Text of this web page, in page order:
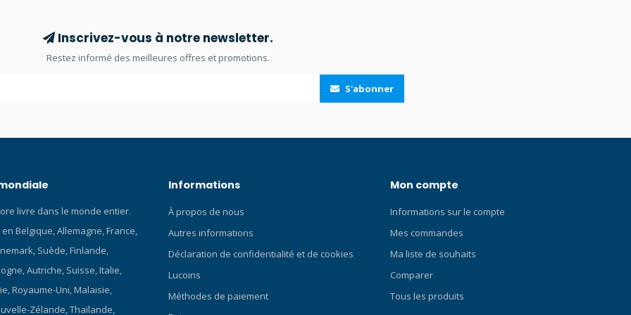
Pod est un transmetteur de
bouteille sans fil qui vous
voir la pression actuelle de la
de communication
telles que la lecture
plongée Le Suunto Nautic S est conçu pour
les plongeurs et les plongeurs en apnée
qui profitent de chaque instant sous l’eau.
Compact mais puissant, il combine
performance, style et fiabilité dans une
aventures plus poussées. Avec un écran
Suunto, le Nautic S réunit le meilleur de la
quotidien. Conçu et fabriqué en Finlande, il
a été pensé en s’appuyant sur l’héritage
plongeur. Design compact, conçu pour
durer Sous l’eau, la fiabilité est
les grottes et en eau libre : des
qui exigent un équipement précis et fiable.
reflète les décennies d’expertise de
Suunto en matière de plongée. Il est prêt
Sous l’eau, la fiabilité est primordiale. La
conception robuste et étanche du Suunto
Inscrivez-vous à notre newsletter.
Restez informé des meilleures offres et promotions.
S'abonner
livre dans le monde entier.
Belgique, Allemagne, France,
Suède, Finlande,
Autriche, Suisse, Italie,
Royaume-Uni, Malaisie,
Zélande, Thaïlande,
Informations
À propos de nous
Autres informations
Déclaration de confidentialité et de cookies
Lucoins
Méthodes de paiement
Mon compte
Informations sur le compte
Mes commandes
Ma liste de souhaits
Comparer
Tous les produits